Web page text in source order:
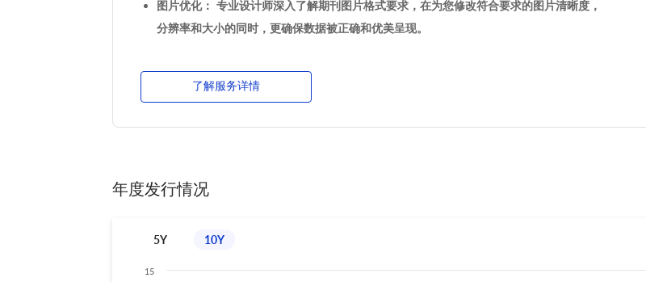
图片优化： 专业设计师深入了解期刊图片格式要求，在为您修改符合要求的图片清晰度，
分辨率和大小的同时，更确保数据被正确和优美呈现。
了解服务详情
年度发行情况
5Y 10Y
15